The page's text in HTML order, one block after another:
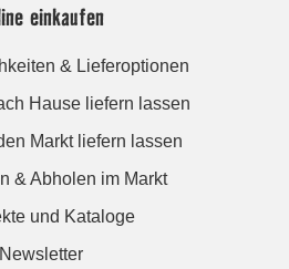
einkaufen
& Lieferoptionen
Hause liefern lassen
Markt liefern lassen
& Abholen im Markt
und Kataloge
Newsletter